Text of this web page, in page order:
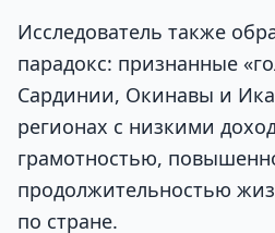
Исследователь также
парадокс: признанные
Сардинии, Окинавы и
регионах с низкими
грамотностью,
продолжительностью
по стране.